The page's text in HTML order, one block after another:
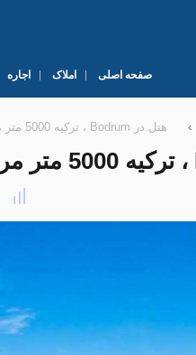
صفحه اصلی املاک اجاره
› هتل در Bodrum ، ترکیه 5000 متر مربع. شماره 178967